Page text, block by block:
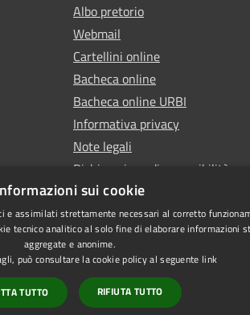
Albo pretorio
Webmail
Cartellini online
Bacheca online
Bacheca online URBI
Informativa privacy
Note legali
Dichiarazione di accessibilità
sui cookie
e assimilati strettamente necessari al corretto
tecnico analitico al solo fine di elaborare informazioni
aggregate e anonime.
può consultare la cookie policy al seguente link
TUTTO RIFIUTA TUTTO